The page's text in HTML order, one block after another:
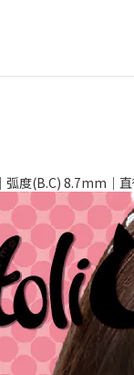
弧度(B.C) 8.7mm｜